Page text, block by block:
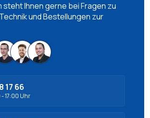
steht Ihnen gerne bei Fragen zu
und Bestellungen zur
17 66
17:00 Uhr